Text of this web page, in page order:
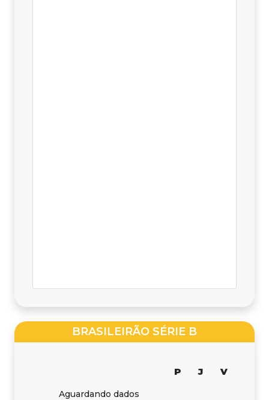
BRASILEIRÃO SÉRIE B
P J V
Aguardando dados